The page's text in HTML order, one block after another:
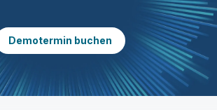
Demotermin buchen